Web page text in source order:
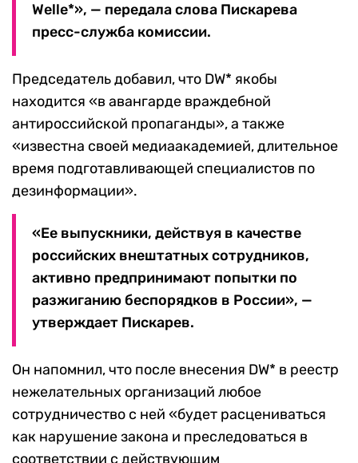
Welle*», — передала слова Пискарева
пресс-служба комиссии.
Председатель добавил, что DW* якобы
находится «в авангарде враждебной
антироссийской пропаганды», а также
«известна своей медиаакадемией, длительное
время подготавливающей специалистов по
дезинформации».
«Ее выпускники, действуя в качестве
российских внештатных сотрудников,
активно предпринимают попытки по
разжиганию беспорядков в России», —
утверждает Пискарев.
Он напомнил, что после внесения DW* в реестр
нежелательных организаций любое
сотрудничество с ней «будет расцениваться
как нарушение закона и преследоваться в
соответствии с действующим